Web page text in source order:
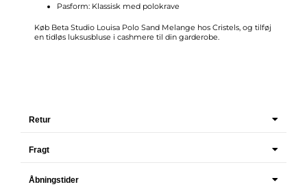
Pasform: Klassisk med polokrave
Køb Beta Studio Louisa Polo Sand Melange hos Cristels, og tilføj
en tidløs luksusbluse i cashmere til din garderobe.
Retur
Fragt
Åbningstider